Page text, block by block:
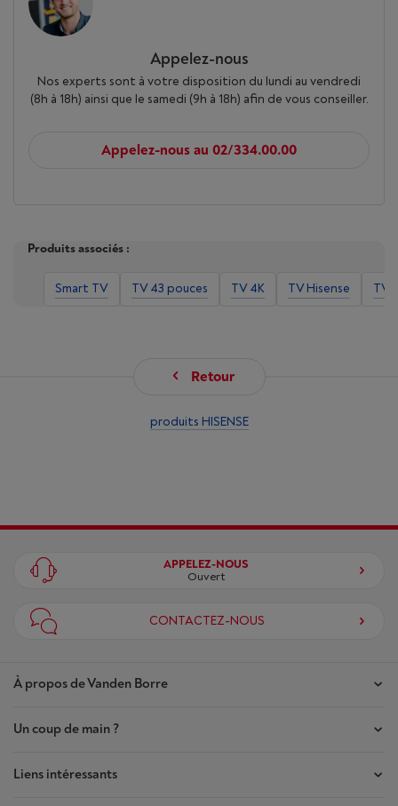
Appelez-nous
Nos experts sont à votre disposition du lundi au vendredi
(8h à 18h) ainsi que le samedi (9h à 18h) afin de vous conseiller.
Appelez-nous au 02/334.00.00
Produits associés :
Smart TV TV 43 pouces TV 4K TV Hisense TV
Retour
produits HISENSE
À propos de Vanden Borre
Nos magasins
Contrat de Confiance
Un coup de main ?
Mes commandes
Liens intéressants
APPELEZ-NOUS
Ouvert
CONTACTEZ-NOUS